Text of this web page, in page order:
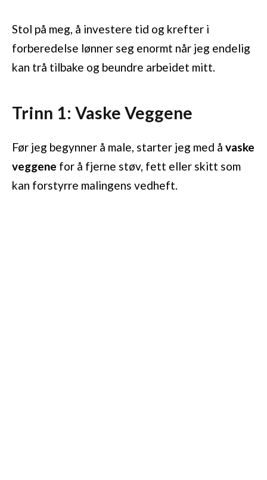
Stol på meg, å investere tid og krefter i
forberedelse lønner seg enormt når jeg endelig
kan trå tilbake og beundre arbeidet mitt.
Trinn 1: Vaske Veggene
Før jeg begynner å male, starter jeg med å vaske
veggene for å fjerne støv, fett eller skitt som
kan forstyrre malingens vedheft.